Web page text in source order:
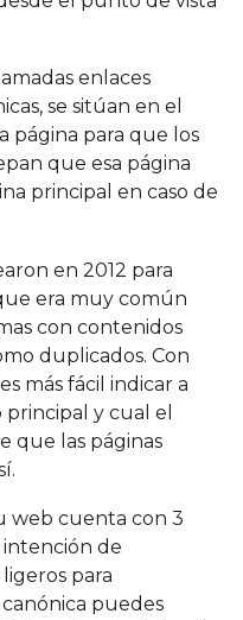
enlaces
se sitúan en el
página para que los
que esa página
principal en caso de
en 2012 para
era muy común
con contenidos
duplicados. Con
más fácil indicar a
y cual el
que las páginas
web cuenta con 3
intención de
para
puedes